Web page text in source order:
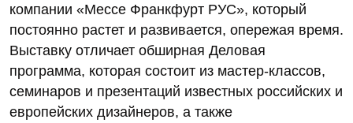
компании «Мессе Франкфурт РУС», который
постоянно растет и развивается, опережая время.
Выставку отличает обширная Деловая
программа, которая состоит из мастер-классов,
семинаров и презентаций известных российских и
европейских дизайнеров, а также